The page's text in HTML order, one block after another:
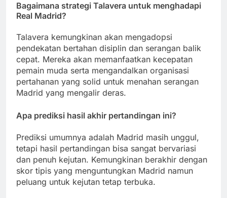
Bagaimana strategi Talavera untuk menghadapi
Real Madrid?
Talavera kemungkinan akan mengadopsi
pendekatan bertahan disiplin dan serangan balik
cepat. Mereka akan memanfaatkan kecepatan
pemain muda serta mengandalkan organisasi
pertahanan yang solid untuk menahan serangan
Madrid yang mengalir deras.
Apa prediksi hasil akhir pertandingan ini?
Prediksi umumnya adalah Madrid masih unggul,
tetapi hasil pertandingan bisa sangat bervariasi
dan penuh kejutan. Kemungkinan berakhir dengan
skor tipis yang menguntungkan Madrid namun
peluang untuk kejutan tetap terbuka.